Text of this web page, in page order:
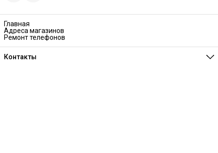
Главная
Адреса магазинов
Ремонт телефонов
Контакты